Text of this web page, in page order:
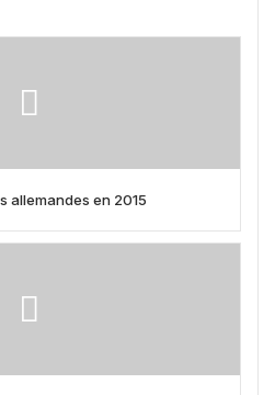
allemandes en 2015